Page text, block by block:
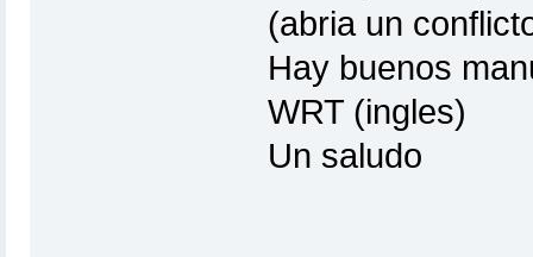
(abria un
Hay buenos
WRT (ingles)
Un saludo